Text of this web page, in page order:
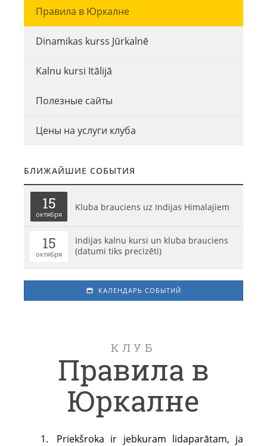
Правила в Юркалне
Dinamikas kurss Jūrkalnē
Kalnu kursi Itālijā
Полезные сайты
Цены на услуги клуба
БЛИЖАЙШИЕ СОБЫТИЯ
15
октября
Kluba brauciens uz Indijas Himalajiem
15
октября
Indijas kalnu kursi un kluba brauciens
(datumi tiks precizēti)
КАЛЕНДАРЬ СОБЫТИЙ
КЛУБ
Правила в
Юркалне
Priekšroka ir jebkuram lidaparātam, ja